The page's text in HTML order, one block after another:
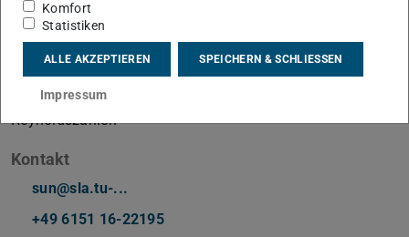
Arbeitsgebiet(e)
Die zellfreie Schicht in der Blutströmung bei hohen
Reynoldszahlen
Kontakt
sun@sla.tu-...
+49 6151 16-22195
Komfort
Statistiken
ALLE AKZEPTIEREN SPEICHERN & SCHLIESSEN
Impressum